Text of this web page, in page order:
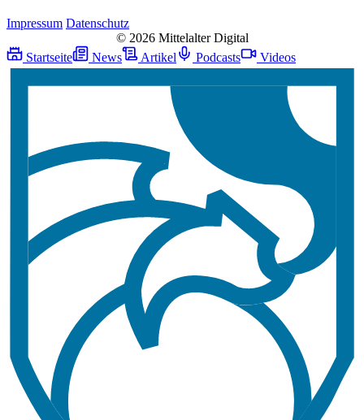
Impressum Datenschutz
© 2026 Mittelalter Digital
Startseite
News Artikel Podcasts Videos